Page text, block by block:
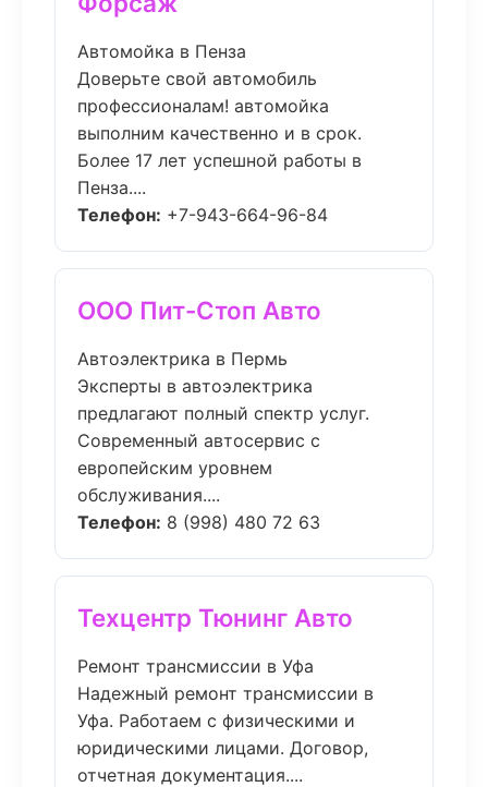
Автомойка в Пенза
Доверьте свой автомобиль
профессионалам! автомойка
выполним качественно и в срок.
Более 17 лет успешной работы в
Пенза....
Телефон: +7-943-664-96-84
ООО Пит-Стоп Авто
Автоэлектрика в Пермь
Эксперты в автоэлектрика
предлагают полный спектр услуг.
Современный автосервис с
европейским уровнем
обслуживания....
Телефон: 8 (998) 480 72 63
Техцентр Тюнинг Авто
Ремонт трансмиссии в Уфа
Надежный ремонт трансмиссии в
Уфа. Работаем с физическими и
юридическими лицами. Договор,
отчетная документация....